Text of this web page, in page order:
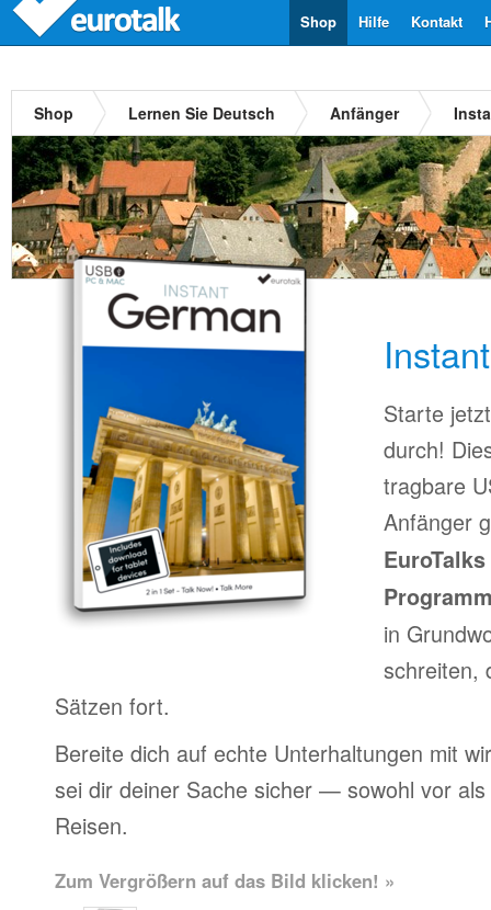
Kontakt
Hilfe
Shop
Shop Lernen Sie Deutsch Anfänger
Starte
durch!
tragbare
Anfänger
in
schreiten,
Sätzen fort.
Bereite dich auf echte Unterhaltungen mit
sei dir deiner Sache sicher — sowohl vor
Reisen.
Zum Vergrößern auf das Bild klicken! »